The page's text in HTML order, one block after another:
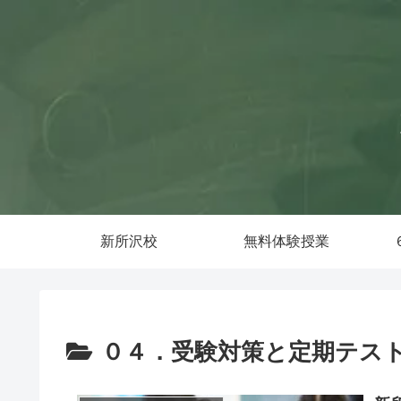
新所沢校 無料体験授業
０４．受験対策と定期テス